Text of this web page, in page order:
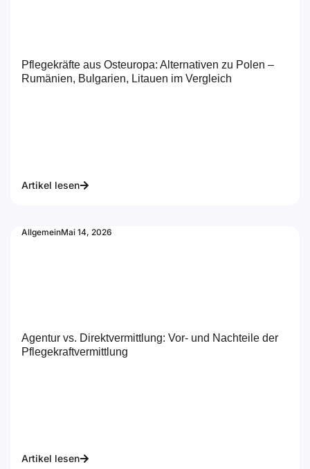
Pflegekräfte aus Osteuropa: Alternativen zu Polen –
Rumänien, Bulgarien, Litauen im Vergleich
Artikel lesen
AllgemeinMai 14, 2026
Agentur vs. Direktvermittlung: Vor- und Nachteile der
Pflegekraftvermittlung
Artikel lesen